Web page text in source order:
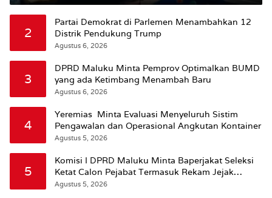
2
Partai Demokrat di Parlemen Menambahkan 12
Distrik Pendukung Trump
Agustus 6, 2026
3
DPRD Maluku Minta Pemprov Optimalkan BUMD
yang ada Ketimbang Menambah Baru
Agustus 6, 2026
4
Yeremias Minta Evaluasi Menyeluruh Sistim
Pengawalan dan Operasional Angkutan Kontainer
Agustus 5, 2026
5
Komisi I DPRD Maluku Minta Baperjakat Seleksi
Ketat Calon Pejabat Termasuk Rekam Jejak
Hukum
Agustus 5, 2026